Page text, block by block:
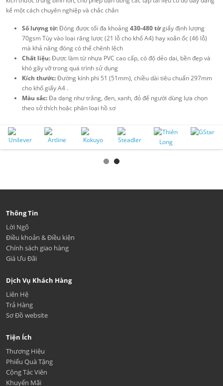
kể một cách chuyên nghiệp và chắc chắn
Số lượng tờ:Đóng được tối đa khoảng430-480 tờgiấy định lượng
70gsm Tùy vào loại răng lược (21 lỗ cho khổ A4) hay xoắn ốc (46 lỗ)
mà khả năng đóng có thể chênh lệch
Chất liệu:Được làm từ nhựa PVC cao cấp, có độ dẻo dai, bền đẹp và
khó gãy vỡ trong quá trình sử dụng
Kích thước:Đường kính phi 51 (51mm), chiều dài tiêu chuẩn 297mm
cho khổ giấy A4 .
Màu sắc:Đa dạng như trắng, đen, xanh, đỏ để người dùng lựa chọn
theo sở thích hoặc phân loại hồ sơ
Thông Tin
Lời Ngõ
Điều khoản & Điều kiện
Chính sách giao hàng
Giá Ưu Đãi
Dịch Vụ Khách Hàng
Liên Hệ
Trả Hàng
Sơ Đồ website
Tiện Ích
Thương Hiệu
Phiếu Quà Tặng
Cộng Tác Viên
Khuyến Mãi